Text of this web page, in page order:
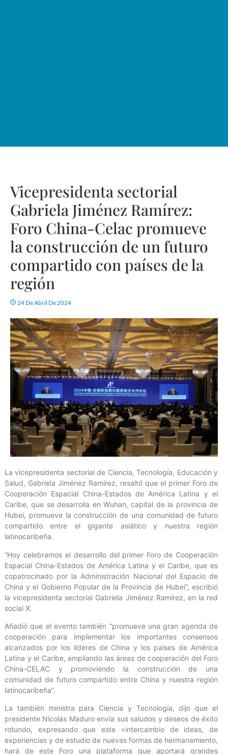
Vicepresidenta sectorial
Gabriela Jiménez Ramírez:
Foro China-Celac promueve
la construcción de un futuro
compartido con países de la
región
24 De Abril De 2024
La vicepresidenta sectorial de Ciencia, Tecnología, Educación y
Salud, Gabriela Jiménez Ramírez, resaltó que el primer Foro de
Cooperación Espacial China-Estados de América Latina y el
Caribe, que se desarrolla en Wuhan, capital de la provincia de
Hubei, promueve la construcción de una comunidad de futuro
compartido entre el gigante asiático y nuestra región
latinocaribeña.
“Hoy celebramos el desarrollo del primer Foro de Cooperación
Espacial China-Estados de América Latina y el Caribe, que es
copatrocinado por la Administración Nacional del Espacio de
China y el Gobierno Popular de la Provincia de Hubei”, escribió
la vicepresidenta sectorial Gabriela Jiménez Ramírez, en la red
social X.
Añadió que el evento también “promueve una gran agenda de
cooperación para implementar los importantes consensos
alcanzados por los líderes de China y los países de América
Latina y el Caribe, ampliando las áreas de cooperación del Foro
China-CELAC y promoviendo la construcción de una
comunidad de futuro compartido entre China y nuestra región
latinocaribeña”.
La también ministra para Ciencia y Tecnología, dijo que el
presidente Nicolás Maduro envía sus saludos y deseos de éxito
rotundo, expresando que este «intercambio de ideas, de
experiencias y de estudio de nuevas formas de hermanamiento,
hará de este Foro una plataforma que aportará grandes